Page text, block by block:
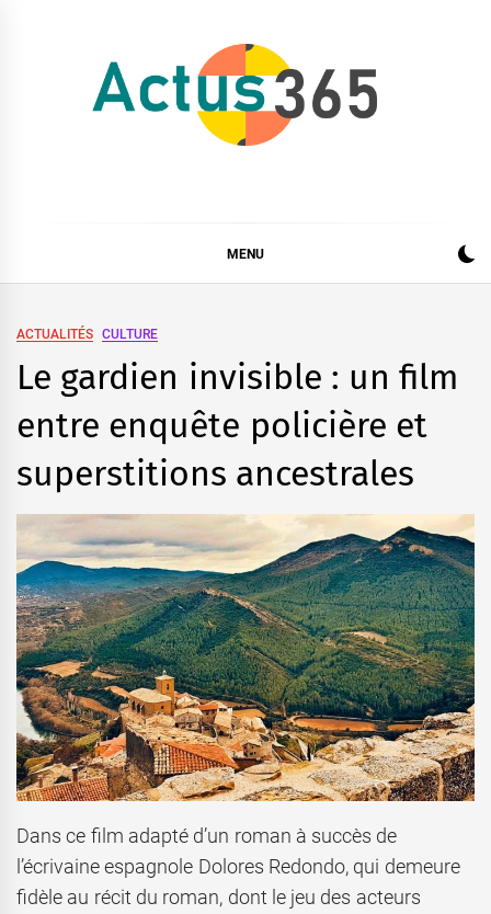
MENU
ACTUALITÉS CULTURE
Le gardien invisible : un film
entre enquête policière et
superstitions ancestrales
Dans ce film adapté d’un roman à succès de
l’écrivaine espagnole Dolores Redondo, qui demeure
fidèle au récit du roman, dont le jeu des acteurs